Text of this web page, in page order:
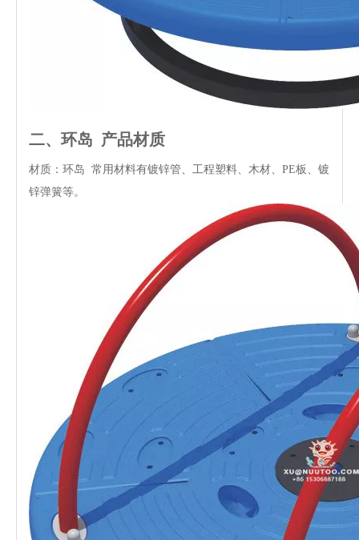
二、 环岛 产品材质
材质：环岛 常用材料有镀锌管、工程塑料、木材、PE板、镀
锌弹簧等。